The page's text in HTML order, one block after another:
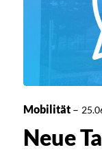
Mobilität–
Neue